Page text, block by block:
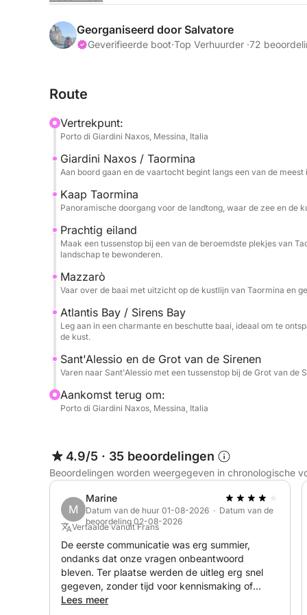
waar de kristalheldere zee een dramatisch en
intense kleuren, pittoreske baaien en perfecte
De tocht gaat verder naar Mazzarò en de
van de baai. Het heldere water en de afgelegen
Ten slotte bereiken we Sant'Alessio, langs de
aan charme en sfeer. De excursie omvat stops
snorkelen, waarna u na een volle dag vol
Taormina terugkeert.
Georganiseerd door Salvatore
Geverifieerde boot·Top Verhuurder ·72
Route
Vertrekpunt:
Porto di Giardini Naxos, Messina, Italia
Giardini Naxos / Taormina
Aan boord gaan en de vaartocht begint langs een van de
Kaap Taormina
Panoramische doorgang voor de landtong, waar de zee en de
Prachtig eiland
Maak een tussenstop bij een van de beroemdste plekjes van
landschap te bewonderen.
Mazzarò
Vaar over de baai met uitzicht op de kustlijn van Taormina en
Atlantis Bay / Sirens Bay
Leg aan in een charmante en beschutte baai, ideaal om te
de kust.
Sant'Alessio en de Grot van de Sirenen
Varen naar Sant'Alessio met een tussenstop bij de Grot van de
Aankomst terug om:
Porto di Giardini Naxos, Messina, Italia
4.9/5 · 35 beoordelingen
Beoordelingen worden weergegeven in chronologische
M
Marine
Datum van de huur 01-08-2026 · Datum van de
beoordeling 02-08-2026
Vertaalde vanuit Frans
De eerste communicatie was erg summier,
ondanks dat onze vragen onbeantwoord
bleven. Ter plaatse werden de uitleg erg snel
gegeven, zonder tijd voor kennismaking of
vragen. Aan het einde werd er een verzoek tot
Lees meer